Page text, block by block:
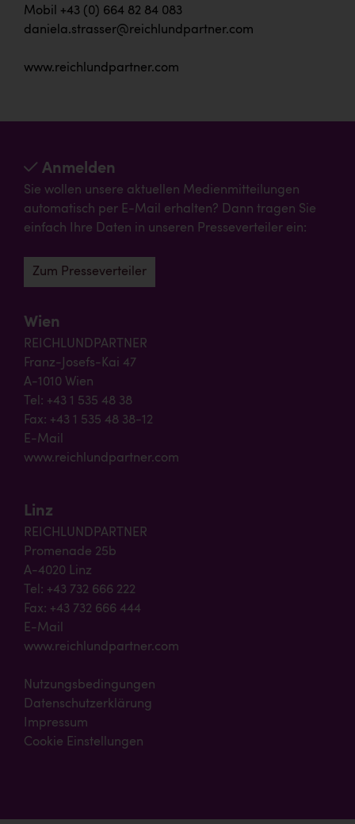
Mobil +43 (0) 664 82 84 083
daniela.strasser@reichlundpartner.com
www.reichlundpartner.com
Anmelden
Sie wollen unsere aktuellen Medienmitteilungen
automatisch per E-Mail erhalten? Dann tragen Sie
einfach Ihre Daten in unseren Presseverteiler ein:
Zum Presseverteiler
Wien
REICHLUNDPARTNER
Franz-Josefs-Kai 47
A-1010 Wien
Tel: +43 1 535 48 38
Fax: +43 1 535 48 38-12
E-Mail
www.reichlundpartner.com
Linz
REICHLUNDPARTNER
Promenade 25b
A-4020 Linz
Tel: +43 732 666 222
Fax: +43 732 666 444
E-Mail
www.reichlundpartner.com
Nutzungsbedingungen
Datenschutzerklärung
Impressum
Cookie Einstellungen